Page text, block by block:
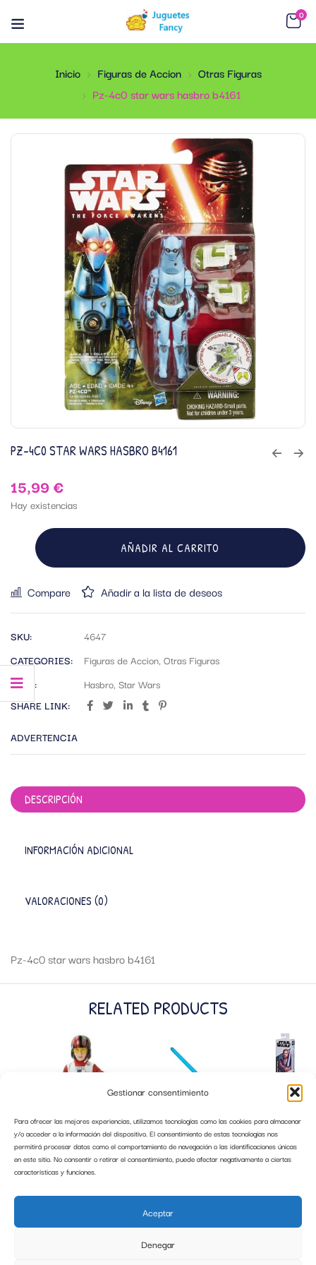
Gestionar consentimiento
Para ofrecer las mejores experiencias, utilizamos tecnologías como las cookies para almacenar
y/o acceder a la información del dispositivo. El consentimiento de estas tecnologías nos
permitirá procesar datos como el comportamiento de navegación o las identificaciones únicas
en este sitio. No consentir o retirar el consentimiento, puede afectar negativamente a ciertas
características y funciones.
Aceptar
Denegar
0
Inicio Figuras de Accion
Otras Figuras
Pz-4c0 star wars hasbro b4161
PZ-4C0 STAR WARS HASBRO B4161
15,99€
Hay existencias
AÑADIR AL CARRITO
Compare Añadir a la lista de deseos
SKU:
4647
CATEGORIES:
Figuras de Accion, Otras Figuras
TAGS:
Hasbro, Star Wars
SHARE LINK:
ADVERTENCIA
DESCRIPCIÓN
INFORMACIÓN ADICIONAL
VALORACIONES (0)
Pz-4c0 star wars hasbro b4161
RELATED PRODUCTS
RUBIES 620264-M
HASBRO